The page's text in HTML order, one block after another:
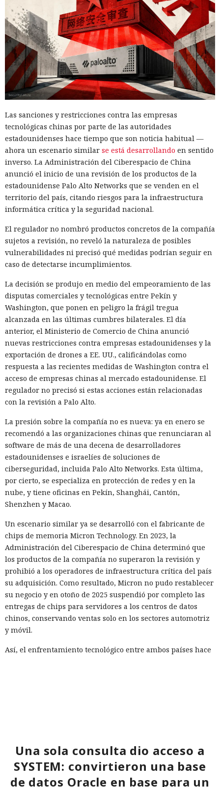
Las sanciones y restricciones contra las empresas
tecnológicas chinas por parte de las autoridades
estadounidenses hace tiempo que son noticia habitual —
ahora un escenario similar se está desarrollando en sentido
inverso. La Administración del Ciberespacio de China
anunció el inicio de una revisión de los productos de la
estadounidense Palo Alto Networks que se venden en el
territorio del país, citando riesgos para la infraestructura
informática crítica y la seguridad nacional.
El regulador no nombró productos concretos de la compañía
sujetos a revisión, no reveló la naturaleza de posibles
vulnerabilidades ni precisó qué medidas podrían seguir en
caso de detectarse incumplimientos.
La decisión se produjo en medio del empeoramiento de las
disputas comerciales y tecnológicas entre Pekín y
Washington, que ponen en peligro la frágil tregua
alcanzada en las últimas cumbres bilaterales. El día
anterior, el Ministerio de Comercio de China anunció
nuevas restricciones contra empresas estadounidenses y la
exportación de drones a EE. UU., calificándolas como
respuesta a las recientes medidas de Washington contra el
acceso de empresas chinas al mercado estadounidense. El
regulador no precisó si estas acciones están relacionadas
con la revisión a Palo Alto.
La presión sobre la compañía no es nueva: ya en enero se
recomendó a las organizaciones chinas que renunciaran al
software de más de una decena de desarrolladores
estadounidenses e israelíes de soluciones de
ciberseguridad, incluida Palo Alto Networks. Esta última,
por cierto, se especializa en protección de redes y en la
nube, y tiene oficinas en Pekín, Shanghái, Cantón,
Shenzhen y Macao.
Un escenario similar ya se desarrolló con el fabricante de
chips de memoria Micron Technology. En 2023, la
Administración del Ciberespacio de China determinó que
los productos de la compañía no superaron la revisión y
prohibió a los operadores de infraestructura crítica del país
su adquisición. Como resultado, Micron no pudo restablecer
su negocio y en otoño de 2025 suspendió por completo las
entregas de chips para servidores a los centros de datos
chinos, conservando ventas solo en los sectores automotriz
y móvil.
Así, el enfrentamiento tecnológico entre ambos países hace
16.3 pulveriza los récords de
rendimiento.
Una sola consulta dio acceso a
SYSTEM: convirtieron una base
de datos Oracle en base para un